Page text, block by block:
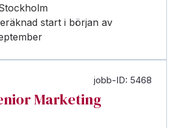
start i början av
jobb-ID: 5468
Marketing